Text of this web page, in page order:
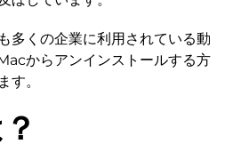
多くの企業に利用されている動
からアンインストールする方
す。